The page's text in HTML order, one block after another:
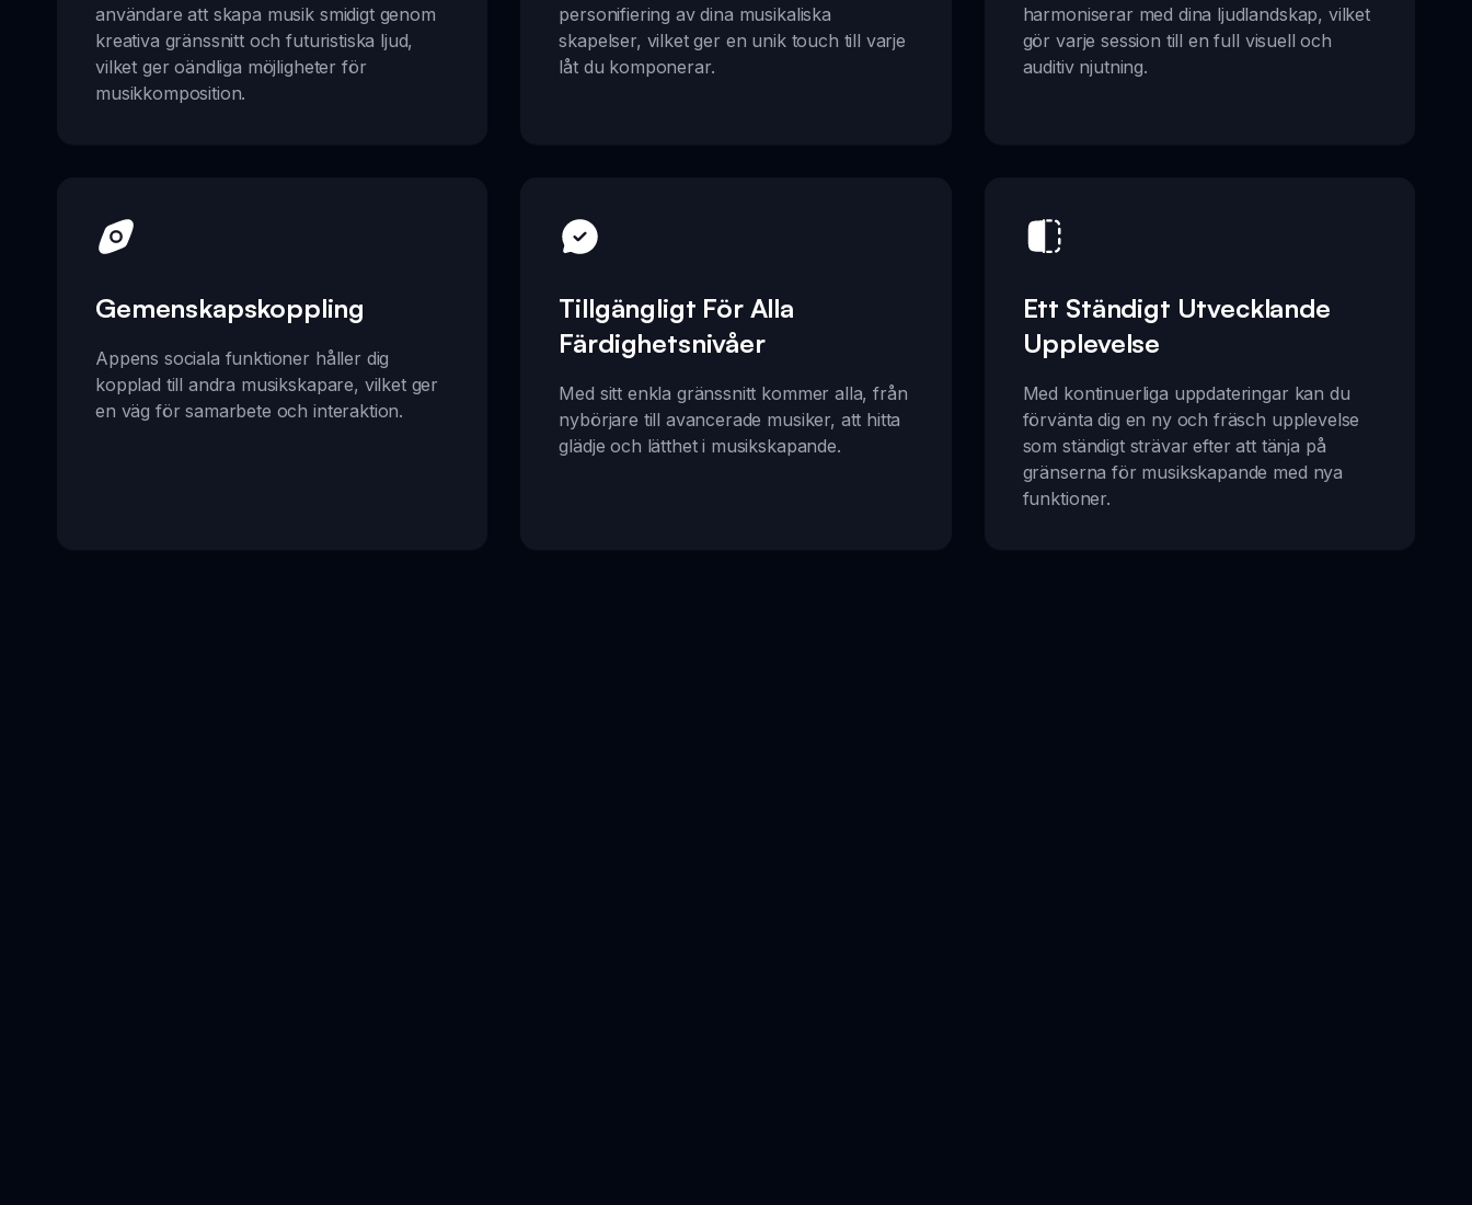
användare att skapa musik smidigt genom
kreativa gränssnitt och futuristiska ljud,
vilket ger oändliga möjligheter för
musikkomposition.
personifiering av dina musikaliska
skapelser, vilket ger en unik touch till varje
låt du komponerar.
harmoniserar med dina ljudlandskap, vilket
gör varje session till en full visuell och
auditiv njutning.
Gemenskapskoppling
Appens sociala funktioner håller dig
kopplad till andra musikskapare, vilket ger
en väg för samarbete och interaktion.
Tillgängligt För Alla
Färdighetsnivåer
Med sitt enkla gränssnitt kommer alla, från
nybörjare till avancerade musiker, att hitta
glädje och lätthet i musikskapande.
Ett Ständigt Utvecklande
Upplevelse
Med kontinuerliga uppdateringar kan du
förvänta dig en ny och fräsch upplevelse
som ständigt strävar efter att tänja på
gränserna för musikskapande med nya
funktioner.